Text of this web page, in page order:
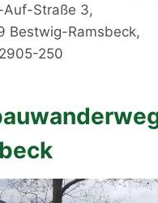
Auf-Straße 3,
Bestwig-Ramsbeck,
250